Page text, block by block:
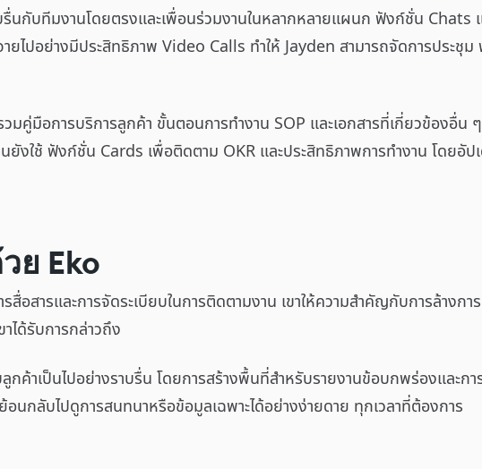
รื่นกับทีมงานโดยตรงและเพื่อนร่วมงานในหลากหลายแผนก ฟังก์ชั่น Chats
ายไปอย่างมีประสิทธิภาพ Video Calls ทำให้ Jayden สามารถจัดการประ
คู่มือการบริการลูกค้า ขั้นตอนการทำงาน SOP และเอกสารที่เกี่ยวข้องอื่น
นยังใช้ ฟังก์ชั่น Cards เพื่อติดตาม OKR และประสิทธิภาพการทำงาน โดยอั
ย Eko
อสารและการจัดระเบียบในการติดตามงาน เขาให้ความสำคัญกับการล้างกา
ได้รับการกล่าวถึง
กค้าเป็นไปอย่างราบรื่น โดยการสร้างพื้นที่สำหรับรายงานข้อบกพร่องและ
นกลับไปดูการสนทนาหรือข้อมูลเฉพาะได้อย่างง่ายดาย ทุกเวลาที่ต้องการ